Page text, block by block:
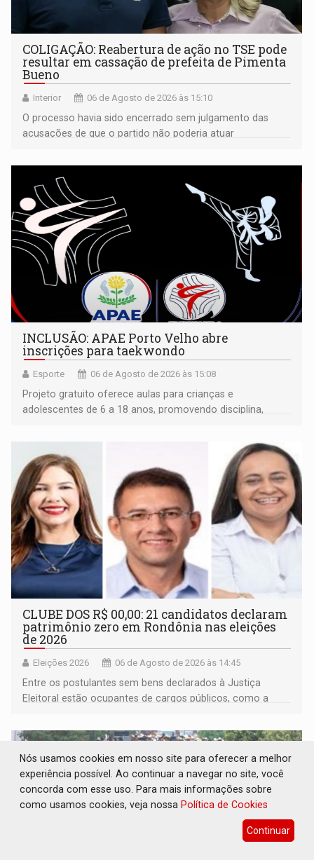
COLIGAÇÃO: Reabertura de ação no TSE pode
resultar em cassação de prefeita de Pimenta
Bueno
Interior 06 de Agosto de 2026 às 15:10
O processo havia sido encerrado sem julgamento das
acusações de que o partido não poderia atuar
INCLUSÃO: APAE Porto Velho abre
inscrições para taekwondo
Esporte 06 de Agosto de 2026 às 15:08
Projeto gratuito oferece aulas para crianças e
adolescentes de 6 a 18 anos, promovendo disciplina,
CLUBE DOS R$ 00,00: 21 candidatos declaram
patrimônio zero em Rondônia nas eleições
de 2026
Eleições 2026 06 de Agosto de 2026 às 14:45
Entre os postulantes sem bens declarados à Justiça
Eleitoral estão ocupantes de cargos públicos, como a
Pedro Geovar (PP) e a vice-prefeita Magna dos Anjos
(NOVO)
Nós usamos cookies em nosso site para oferecer a melhor
experiência possível. Ao continuar a navegar no site, você
concorda com esse uso. Para mais informações sobre
como usamos cookies, veja nossa Política de Cookies
Continuar